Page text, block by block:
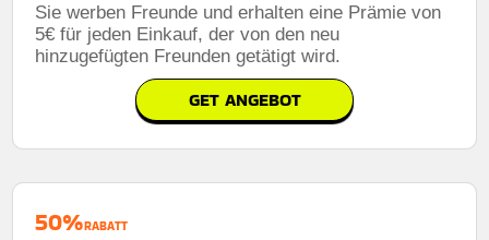
Sie werben Freunde und erhalten eine Prämie von
5€ für jeden Einkauf, der von den neu
hinzugefügten Freunden getätigt wird.
GET ANGEBOT
50%RABATT